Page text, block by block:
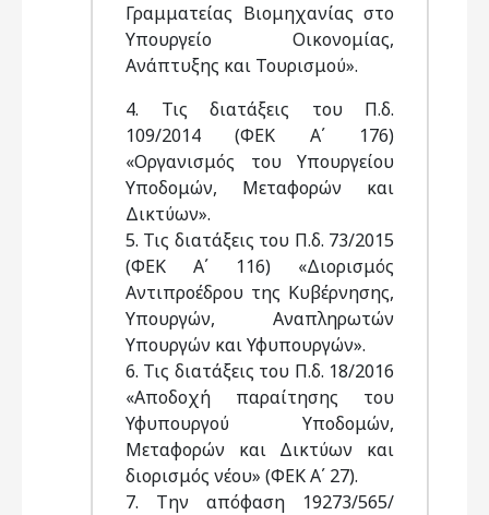
Γραμματείας Βιομηχανίας στο
Υπουργείο Οικονομίας,
Ανάπτυξης και Τουρισμού».
4. Τις διατάξεις του Π.δ.
109/2014 (ΦΕΚ Α΄ 176)
«Οργανισμός του Υπουργείου
Υποδομών, Μεταφορών και
Δικτύων».
5. Τις διατάξεις του Π.δ. 73/2015
(ΦΕΚ Α΄ 116) «Διορισμός
Αντιπροέδρου της Κυβέρνησης,
Υπουργών, Αναπληρωτών
Υπουργών και Υφυπουργών».
6. Τις διατάξεις του Π.δ. 18/2016
«Αποδοχή παραίτησης του
Υφυπουργού Υποδομών,
Μεταφορών και Δικτύων και
διορισμός νέου» (ΦΕΚ Α΄ 27).
7. Την απόφαση 19273/565/